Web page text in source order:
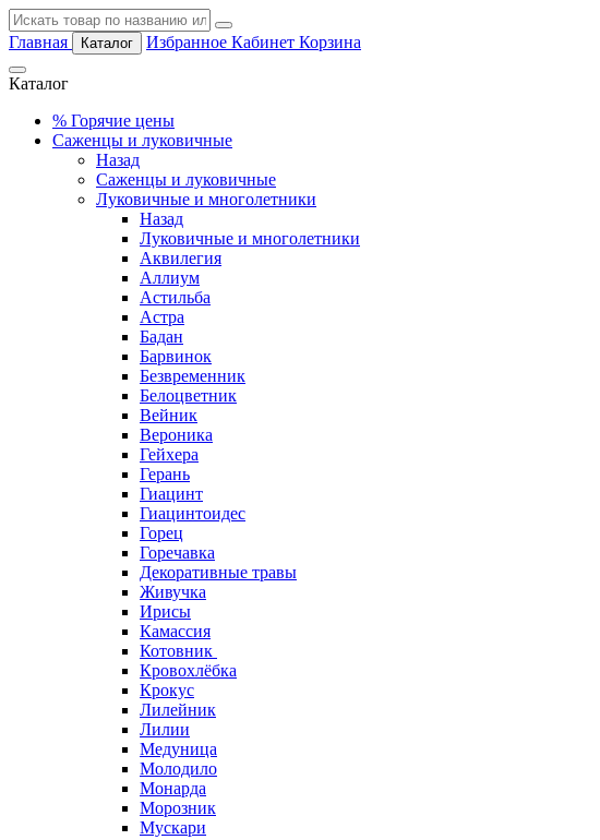
Главная Каталог Избранное Кабинет Корзина
Каталог
% Горячие цены
Саженцы и луковичные
Назад
Саженцы и луковичные
Луковичные и многолетники
Назад
Луковичные и многолетники
Аквилегия
Аллиум
Астильба
Астра
Бадан
Барвинок
Безвременник
Белоцветник
Вейник
Вероника
Гейхера
Герань
Гиацинт
Гиацинтоидес
Горец
Горечавка
Декоративные травы
Живучка
Ирисы
Камассия
Котовник
Кровохлёбка
Крокус
Лилейник
Лилии
Медуница
Молодило
Монарда
Морозник
Мускари